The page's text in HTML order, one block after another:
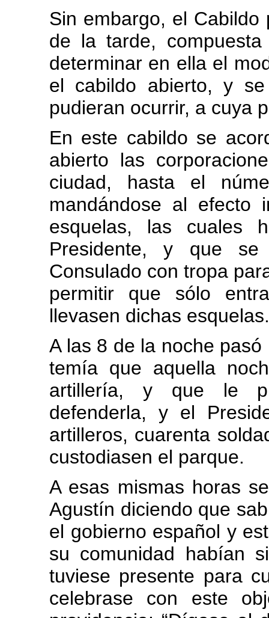
Sin embargo, el
de la tarde,
determinar en ella el
el cabildo abierto, y
pudieran ocurrir, a cuya
En este cabildo se
abierto las
ciudad, hasta el
mandándose al efecto
esquelas, las cuales
Presidente, y que se
Consulado con tropa
permitir que sólo
llevasen dichas esquelas.
A las 8 de la noche
temía que aquella
artillería, y que le
defenderla, y el
artilleros, cuarenta
custodiasen el parque.
A esas mismas horas
Agustín diciendo que
el gobierno español y
su comunidad habían
tuviese presente para
celebrase con este